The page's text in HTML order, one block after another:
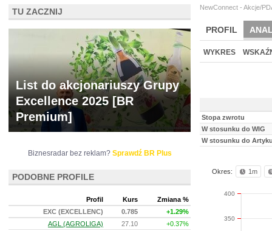
NewConnect - Akcje/
PROFIL
BR LAB
WYKRES
Stopa zwrotu
W stosunku do WIG
W stosunku do
Okres: 1m
350
400
TU ZACZNIJ
List do akcjonariuszy Grupy
Excellence 2025 [BR
Premium]
Biznesradar bez reklam? Sprawdź BR Plus
PODOBNE PROFILE
Profil Kurs
Zmiana %
EXC (EXCELLENC)
0.785
+1.29%
AGL (AGROLIGA)
27.10
+0.37%